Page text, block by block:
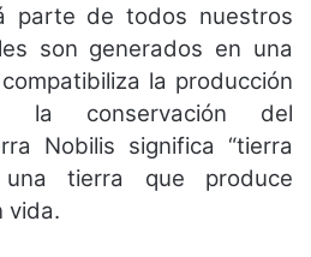
parte de todos nuestros
son generados en una
la producción
la conservación del
Nobilis significa “tierra
tierra que produce
vida.